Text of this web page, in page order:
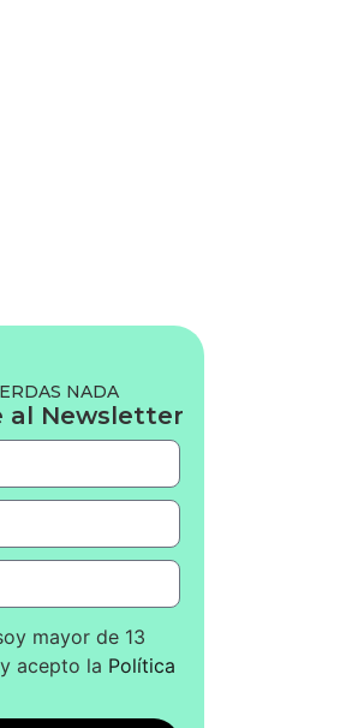
NADA
al Newsletter
mayor de 13
acepto la Política